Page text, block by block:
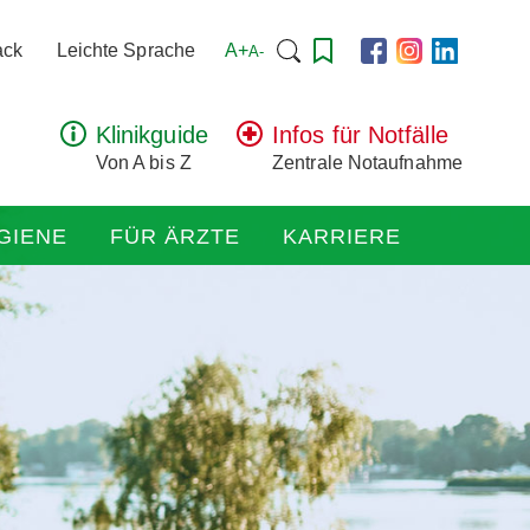
Leichte Sprache A+A- Suchen
Klinikguide
Von A bis Z
Infos für Notfälle
Zentrale Notaufnahme
FÜR ÄRZTE KARRIERE